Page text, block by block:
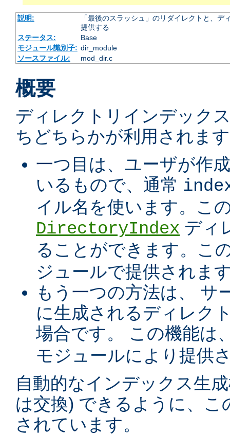
説明:
「最後のスラッシュ」のリダイレクトと、
提供する
ステータス:
Base
モジュール識別子: dir_module
ソースファイル:
mod_dir.c
概要
ディレクトリインデック
ちどちらかが利用されま
一つ目は、ユーザが作
いるもので、通常
イル名を使います。こ
DirectoryIndex ディ
ることができます。こ
ジュールで提供されま
もう一つの方法は、 サ
に生成されるディレク
場合です。 この機能は
モジュールにより提供
自動的なインデックス生
は交換) できるように、こ
されています。